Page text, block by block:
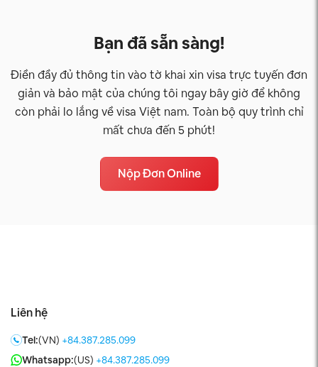
Bạn đã sẵn sàng!
Điền đầy đủ thông tin vào tờ khai xin visa trực tuyến đơn
giản và bảo mật của chúng tôi ngay bây giờ để không
còn phải lo lắng về visa Việt nam. Toàn bộ quy trình chỉ
mất chưa đến 5 phút!
Nộp Đơn Online
Liên hệ
Tel:(VN) +84.387.285.099
Whatsapp:(US) +84.387.285.099